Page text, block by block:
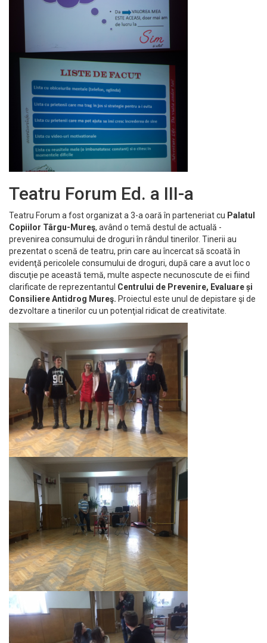
Teatru Forum Ed. a III-a
Teatru Forum a fost organizat a 3-a oară în parteneriat cu Palatul
Copiilor Târgu-Mureş, având o temă destul de actuală -
prevenirea consumului de droguri în rândul tinerilor. Tinerii au
prezentat o scenă de teatru, prin care au încercat să scoată în
evidenţă pericolele consumului de droguri, după care a avut loc o
discuţie pe această temă, multe aspecte necunoscute de ei fiind
clarificate de reprezentantul Centrului de Prevenire, Evaluare și
Consiliere Antidrog Mureş. Proiectul este unul de depistare şi de
dezvoltare a tinerilor cu un potenţial ridicat de creativitate.